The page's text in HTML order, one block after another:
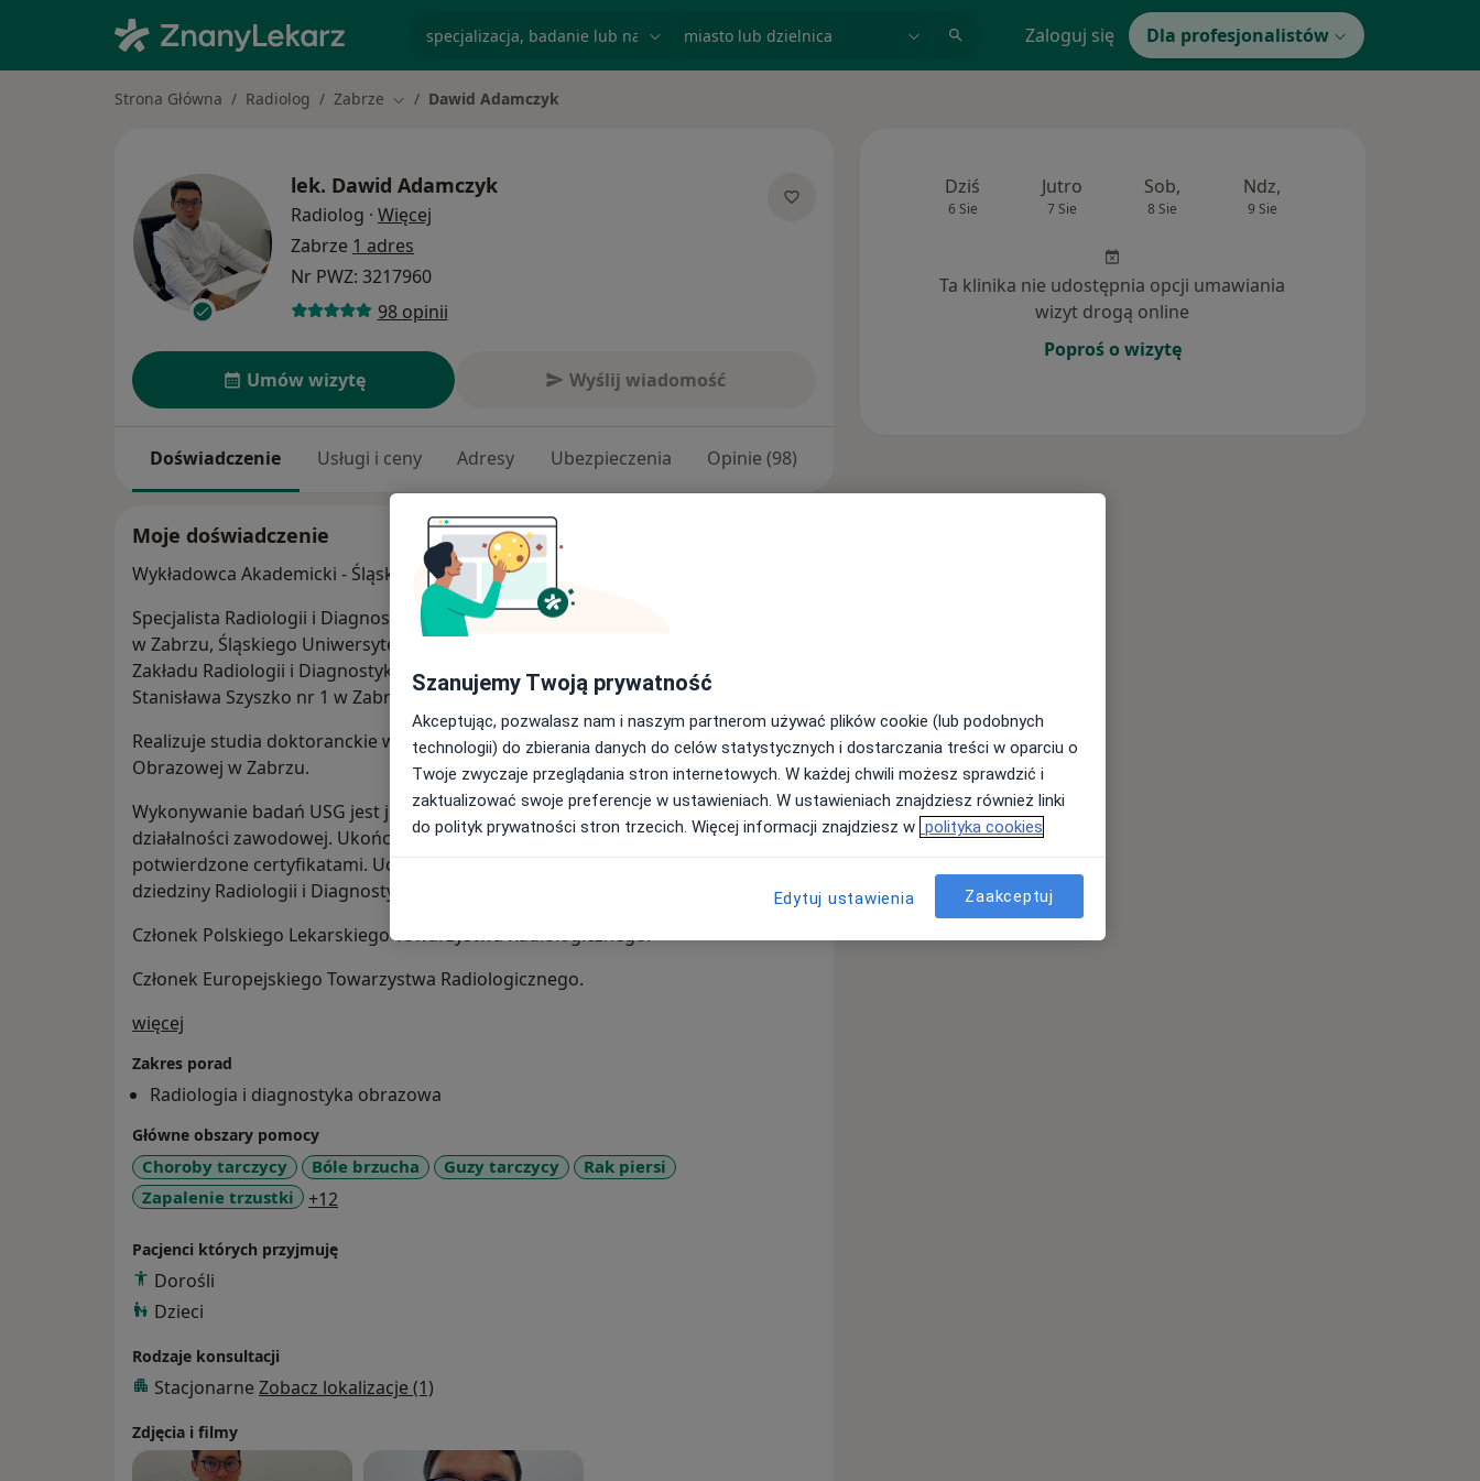
Zaloguj się Dla profesjonalistów
Strona Główna Radiolog Zabrze Zmień miasto
Dawid Adamczyk
lek. Dawid Adamczyk
Radiolog · Więcej
Zabrze 1 adres
Nr PWZ: 3217960
98 opinii
Umów wizytę Wyślij wiadomość
Doświadczenie Usługi i ceny Adresy Ubezpieczenia Opinie (98)
Moje doświadczenie
Wykładowca Akademicki - Śląski Uniwersytet Medyczny.
Specjalista Radiologii i Diagnostyki Obrazowej. Absolwent Wydziału Lekarskiego
w Zabrzu, Śląskiego Uniwersytetu Medycznego w Katowicach Starszy Asystent
Zakładu Radiologii i Diagnostyki Obrazowej w Zabrzu, Szpitala Klinicznego im.
Stanisława Szyszko nr 1 w Zabrzu.
Realizuje studia doktoranckie w Katedrze i Zakładzie Radiologii i Diagnostyki
Obrazowej w Zabrzu.
Wykonywanie badań USG jest jego pasją oraz jednym z głównych rodzajów
działalności zawodowej. Ukończył liczne szkolenia w renomowanych ośrodkach
potwierdzone certyfikatami. Uczestnik konferencji oraz zjazdów naukowych z
dziedziny Radiologii i Diagnostyki Obrazowej.
Członek Polskiego Lekarskiego Towarzystwa Radiologicznego.
Członek Europejskiego Towarzystwa Radiologicznego.
więcej
Zakres porad
Radiologia i diagnostyka obrazowa
Główne obszary pomocy
Choroby tarczycy Bóle brzucha Guzy tarczycy
Rak piersi
Zapalenie trzustki
+12
Pacjenci których przyjmuję
Dorośli
Dzieci
Rodzaje konsultacji
Stacjonarne Zobacz lokalizacje (1)
Zdjęcia i filmy
Dziś
6 Sie
Jutro
7 Sie
Sob,
8 Sie
Ndz,
9 Sie
Ta klinika nie udostępnia opcji umawiania
wizyt drogą online
Poproś o wizytę
Szanujemy Twoją prywatność
Akceptując, pozwalasz nam i naszym partnerom używać plików cookie (lub podobnych
technologii) do zbierania danych do celów statystycznych i dostarczania treści w oparciu o
Twoje zwyczaje przeglądania stron internetowych. W każdej chwili możesz sprawdzić i
zaktualizować swoje preferencje w ustawieniach. W ustawieniach znajdziesz również linki
do polityk prywatności stron trzecich. Więcej informacji znajdziesz w polityka cookies
Edytuj ustawienia Zaakceptuj